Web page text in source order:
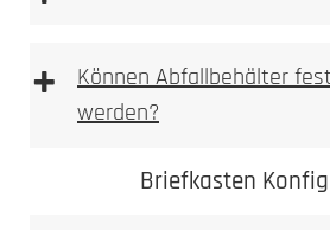
3. Nische ausbrechen
Allgemeine Warnhinweise
+
Können Abfallbehälter
werden?
Briefkasten